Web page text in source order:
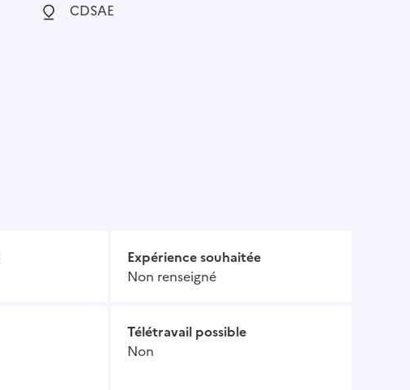
Localisation :
CDSAE
Expérience souhaitée
Non renseigné
Télétravail possible
Non